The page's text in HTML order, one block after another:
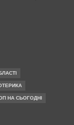
НА СЬОГОДНІ